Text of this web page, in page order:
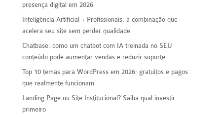
presença digital em 2026
Inteligência Artificial + Profissionais: a combinação que
acelera seu site sem perder qualidade
Chatbase: como um chatbot com IA treinada no SEU
conteúdo pode aumentar vendas e reduzir suporte
Top 10 temas para WordPress em 2026: gratuitos e pagos
que realmente funcionam
Landing Page ou Site Institucional? Saiba qual investir
primeiro